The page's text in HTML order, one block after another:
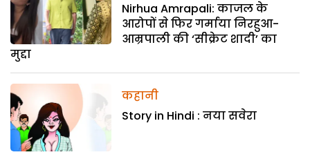
Nirhua Amrapali: काजल के
आरोपों से फिर गर्माया निरहुआ-
आम्रपाली की ‘सीक्रेट शादी’ का
मुद्दा
कहानी
Story in Hindi : नया सवेरा